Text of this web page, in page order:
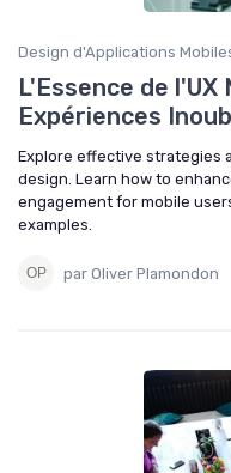
Design d'Applications
L'Essence de l'UX
Expériences
Explore effective strategies
design. Learn how to
engagement for mobile
examples.
par Oliver Plamondon